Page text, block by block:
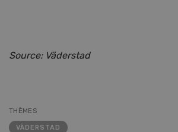
Source: Väderstad
THÈMES
VÄDERSTAD